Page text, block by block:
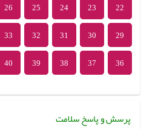
22
23
24
25
26
29
30
31
32
33
36
37
38
39
40
پرسش و پاسخ سلامت